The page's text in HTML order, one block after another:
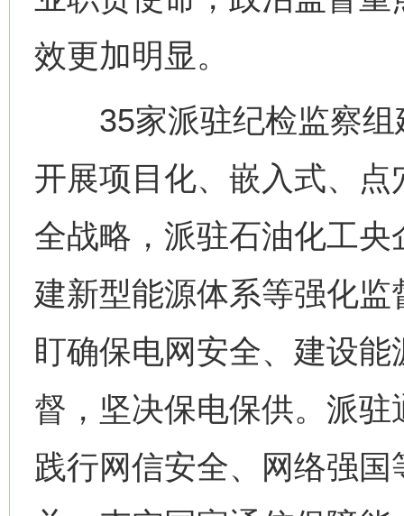
效更加明显。
35家派驻纪检监察组
开展项目化、嵌入式、
全战略，派驻石油化工
建新型能源体系等强化
盯确保电网安全、建设
督，坚决保电保供。派
践行网信安全、网络强